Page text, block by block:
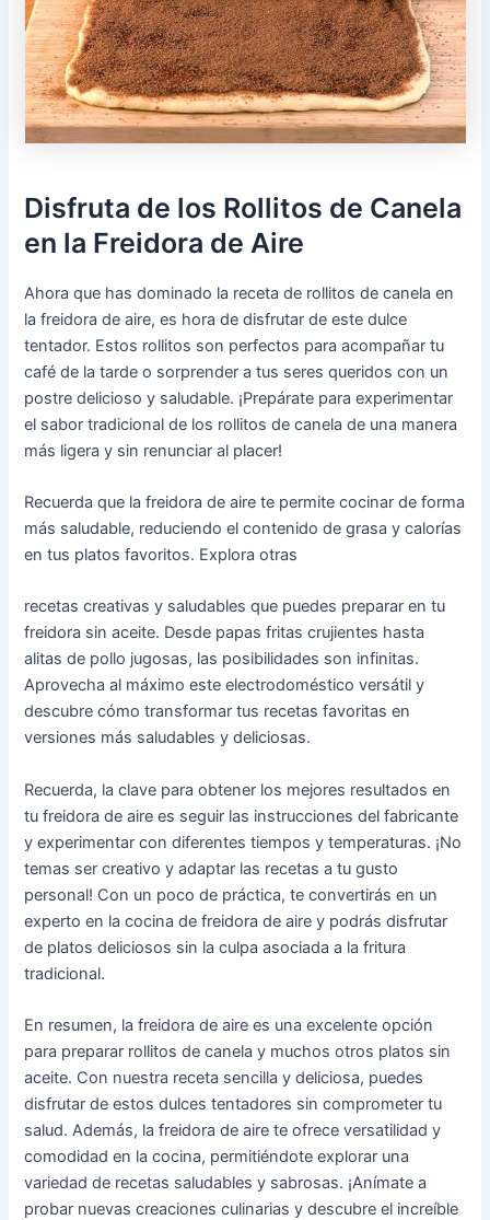
Disfruta de los Rollitos de Canela
en la Freidora de Aire
Ahora que has dominado la receta de rollitos de canela en
la freidora de aire, es hora de disfrutar de este dulce
tentador. Estos rollitos son perfectos para acompañar tu
café de la tarde o sorprender a tus seres queridos con un
postre delicioso y saludable. ¡Prepárate para experimentar
el sabor tradicional de los rollitos de canela de una manera
más ligera y sin renunciar al placer!
Recuerda que la freidora de aire te permite cocinar de forma
más saludable, reduciendo el contenido de grasa y calorías
en tus platos favoritos. Explora otras
recetas creativas y saludables que puedes preparar en tu
freidora sin aceite. Desde papas fritas crujientes hasta
alitas de pollo jugosas, las posibilidades son infinitas.
Aprovecha al máximo este electrodoméstico versátil y
descubre cómo transformar tus recetas favoritas en
versiones más saludables y deliciosas.
Recuerda, la clave para obtener los mejores resultados en
tu freidora de aire es seguir las instrucciones del fabricante
y experimentar con diferentes tiempos y temperaturas. ¡No
temas ser creativo y adaptar las recetas a tu gusto
personal! Con un poco de práctica, te convertirás en un
experto en la cocina de freidora de aire y podrás disfrutar
de platos deliciosos sin la culpa asociada a la fritura
tradicional.
En resumen, la freidora de aire es una excelente opción
para preparar rollitos de canela y muchos otros platos sin
aceite. Con nuestra receta sencilla y deliciosa, puedes
disfrutar de estos dulces tentadores sin comprometer tu
salud. Además, la freidora de aire te ofrece versatilidad y
comodidad en la cocina, permitiéndote explorar una
variedad de recetas saludables y sabrosas. ¡Anímate a
probar nuevas creaciones culinarias y descubre el increíble